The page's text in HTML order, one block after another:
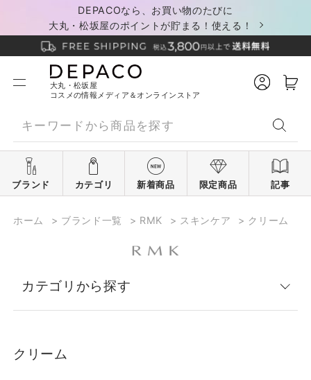
DEPACOなら、お買い物のたびに
大丸・松坂屋のポイントが貯まる！使える！
大丸・松坂屋
コスメの情報メディア＆オンラインストア
ブランド カテゴリ 新着商品 限定商品 記事
ホーム > ブランド一覧 > RMK > スキンケア > クリーム
カテゴリから探す
クリーム